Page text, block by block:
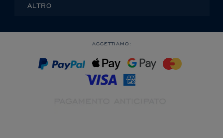
ALTRO
ACCETTIAMO: